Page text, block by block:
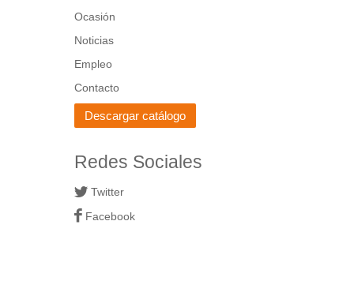
Ocasión
Noticias
Empleo
Contacto
Descargar catálogo
Redes Sociales
Twitter
Facebook